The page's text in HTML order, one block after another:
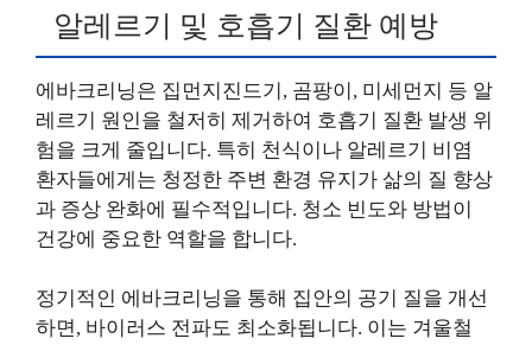
알레르기 및 호흡기 질환 예방
에바크리닝은 집먼지진드기, 곰팡이, 미세먼지 등 알
레르기 원인을 철저히 제거하여 호흡기 질환 발생 위
험을 크게 줄입니다. 특히 천식이나 알레르기 비염
환자들에게는 청정한 주변 환경 유지가 삶의 질 향상
과 증상 완화에 필수적입니다. 청소 빈도와 방법이
건강에 중요한 역할을 합니다.
정기적인 에바크리닝을 통해 집안의 공기 질을 개선
하면, 바이러스 전파도 최소화됩니다. 이는 겨울철